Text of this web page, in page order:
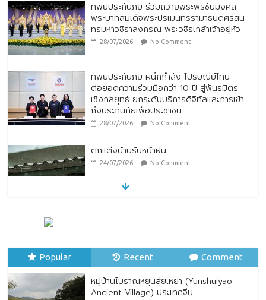
ทิพยประกันภัย ร่วมถวายพระพรชัยมงคล
พระบาทสมเด็จพระปรเมนทรรามาธิบดีศรีสิน
ทรมหาวชิราลงกรณ พระวชิรเกล้าเจ้าอยู่หัว
28/07/2026 No Comment
ทิพยประกันภัย ผนึกกำลัง ไปรษณีย์ไทย
ต่อยอดความร่วมมือกว่า 10 ปี สู่พันธมิตร
เชิงกลยุทธ์ ยกระดับบริการดิจิทัลและการเข้า
ถึงประกันภัยเพื่อประชาชน
28/07/2026 No Comment
ตกแต่งบ้านรับหน้าฝน
24/07/2026 No Comment
Popular Recent Comment
หมู่บ้านโบราณหยุนสุ่ยเหยา (Yunshuiyao
Ancient Village) ประเทศจีน